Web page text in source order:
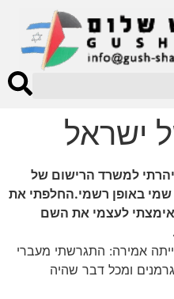
ישראל
ה-16, ב-1939, מיהרתי למשרד הרישום של
באופן רשמי.החלפתי את
לעצמי את השם
אמירה: התגרשתי מעברי
ומכל דבר שהיה